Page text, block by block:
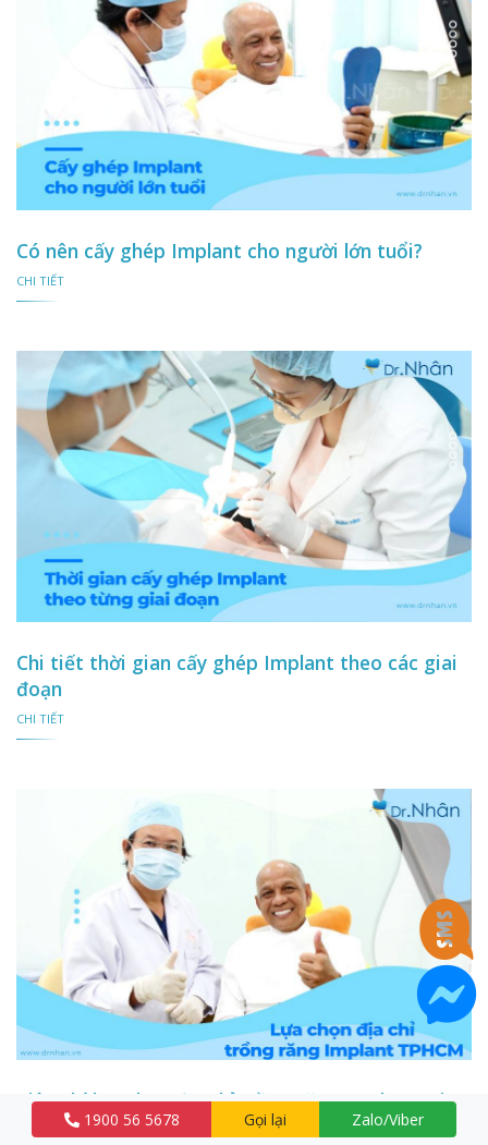
Có nên cấy ghép Implant cho người lớn tuổi?
CHI TIẾT
Chi tiết thời gian cấy ghép Implant theo các giai
đoạn
CHI TIẾT
Tiêu chí lựa chọn địa chỉ trồng răng Implant tại
TPHCM1900 56 5678 Gọi lại Zalo/Viber